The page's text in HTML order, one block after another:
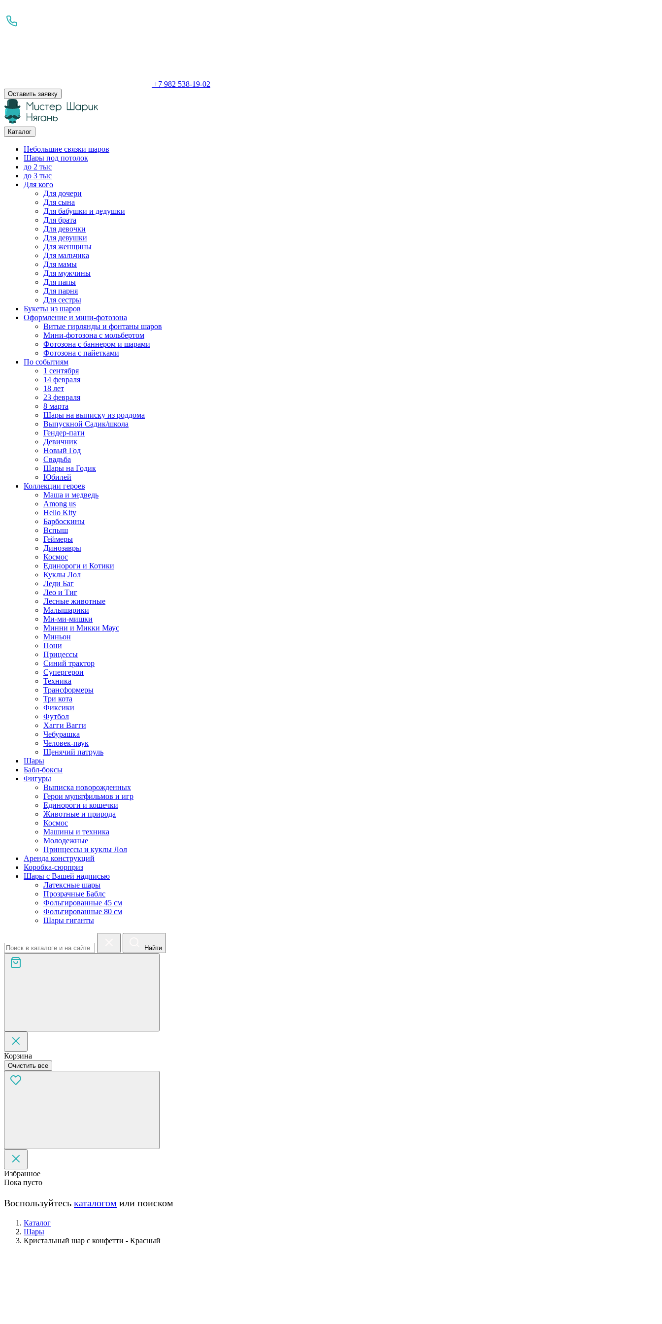
+7 982 538-19-02
Оставить заявку
Каталог
Небольшие связки шаров
Шары под потолок
до 2 тыс
до 3 тыс
Для кого
Для дочери
Для сына
Для бабушки и дедушки
Для брата
Для девочки
Для девушки
Для женщины
Для мальчика
Для мамы
Для мужчины
Для папы
Для парня
Для сестры
Букеты из шаров
Оформление и мини‑фотозона
Витые гирлянды и фонтаны шаров
Мини-фотозона с мольбертом
Фотозона с баннером и шарами
Фотозона с пайетками
По событиям
1 сентября
14 февраля
18 лет
23 февраля
8 марта
Шары на выписку из роддома
Выпускной Садик/школа
Гендер-пати
Девичник
Новый Год
Свадьба
Шары на Годик
Юбилей
Коллекции героев
Маша и медведь
Among us
Hello Kity
Барбоскины
Вспыш
Геймеры
Динозавры
Космос
Единороги и Котики
Куклы Лол
Леди Баг
Лео и Тиг
Лесные животные
Малышарики
Ми-ми-мишки
Минни и Микки Маус
Миньон
Пони
Прицессы
Синий трактор
Супергерои
Техника
Трансформеры
Три кота
Фиксики
Футбол
Хагги Вагги
Чебурашка
Человек-паук
Щенячий патруль
Шары
Бабл-боксы
Фигуры
Выписка новорожденных
Герои мультфильмов и игр
Единороги и кошечки
Животные и природа
Космос
Машины и техника
Молодежные
Принцессы и куклы Лол
Аренда конструкций
Коробка-сюрприз
Шары с Вашей надписью
Латексные шары
Прозрачные Баблс
Фольгированные 45 см
Фольгированные 80 см
Шары гиганты
Найти
Корзина
Очистить все
Избранное
Пока пусто
Воспользуйтесь каталогом или поиском
Каталог
Шары
Кристальный шар с конфетти - Красный